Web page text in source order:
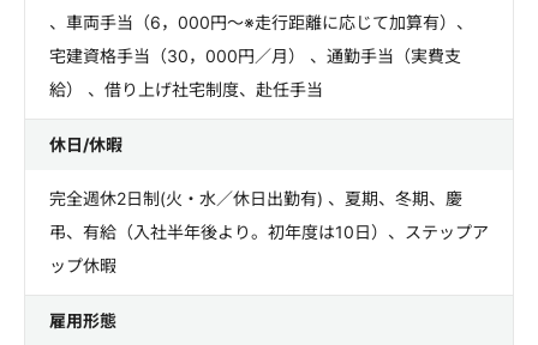
、車両手当（6，000円～※走行距離に応じて加算有）、
宅建資格手当（30，000円／月） 、通勤手当（実費支
給） 、借り上げ社宅制度、赴任手当
休日/休暇
完全週休2日制(火・水／休日出勤有) 、夏期、冬期、慶
弔、有給（入社半年後より。初年度は10日）、ステップア
ップ休暇
雇用形態